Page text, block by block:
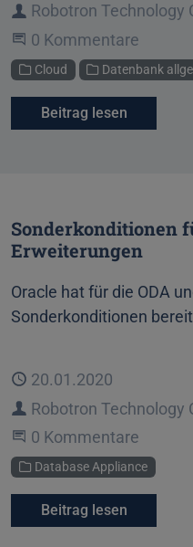
Autor
Robotron Technology
Beginne eine
0 Kommentare
Kategorien
Cloud Datenbank
Beitrag lesen
Sonderkonditionen
Erweiterungen
Oracle hat für die ODA
Sonderkonditionen
Veröffentlicht
20.01.2020
Autor
Robotron Technology
Beginne eine
0 Kommentare
Kategorie
Database Appliance
Beitrag lesen